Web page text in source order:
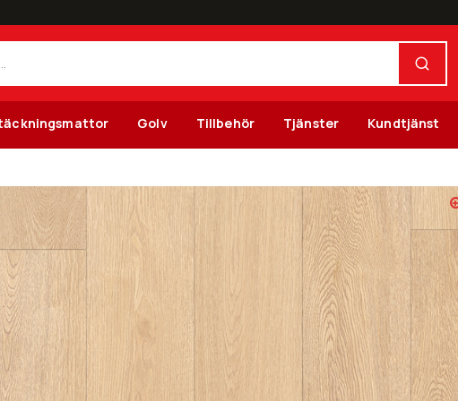
Golv Tillbehör Tjänster Kundtjänst